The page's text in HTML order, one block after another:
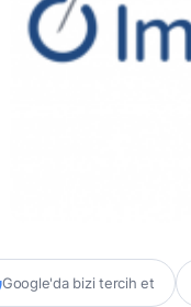
Google'da bizi tercih et